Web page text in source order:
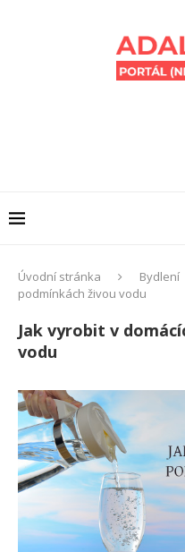
Úvodní stránka Bydlení
podmínkách živou vodu
Jak vyrobit v
vodu